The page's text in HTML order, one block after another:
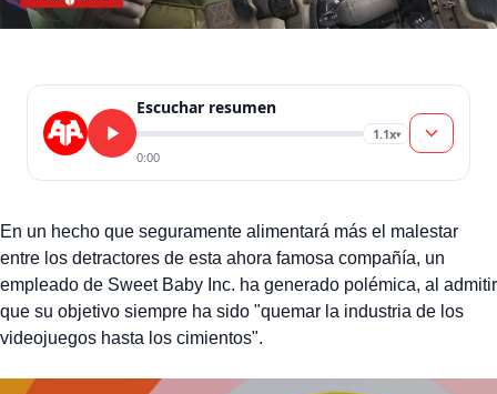
Escuchar resumen
1.1x▾
0:00
En un hecho que seguramente alimentará más el malestar
entre los detractores de esta ahora famosa compañía, un
empleado de Sweet Baby Inc. ha generado polémica, al admitir
que su objetivo siempre ha sido "quemar la industria de los
videojuegos hasta los cimientos".